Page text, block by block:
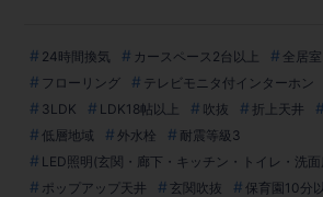
24時間換気 カースペース2台以上
全居
フローリング
テレビモニタ付インターホン
3LDK
LDK18帖以上 吹抜 折上天井
低層地域
外水栓
耐震等級3
LED照明(玄関・廊下・キッチン・トイレ・洗面
ポップアップ天井
玄関吹抜 保育園10分